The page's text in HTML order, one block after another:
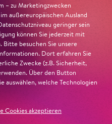
ihres Spiels
ebenso nachfühlbar
ihrer Figur.«Jury-
– zu Marketingzwecken
außereuropäischen Ausland
geringer sein
können Sie jederzeit mit
besuchen Sie unsere
Dort erfahren Sie
Zwecke (z.B. Sicherheit,
Über den Button
auswählen, welche Technologien
Cookies akzeptieren